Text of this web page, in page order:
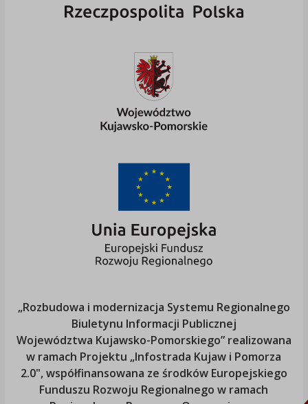
„Rozbudowa i modernizacja Systemu Regionalnego
Biuletynu Informacji Publicznej
Województwa Kujawsko-Pomorskiego” realizowana
w ramach Projektu „Infostrada Kujaw i Pomorza
2.0", współfinansowana ze środków Europejskiego
Funduszu Rozwoju Regionalnego w ramach